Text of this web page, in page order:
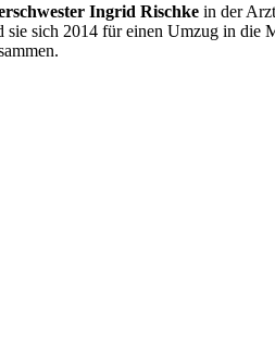
Ingrid Rischke in der
sich 2014 für einen Umzug in